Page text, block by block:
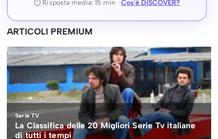
⏱ Risposta media: 15 min · Cos'è DISCOVER?
ARTICOLI PREMIUM